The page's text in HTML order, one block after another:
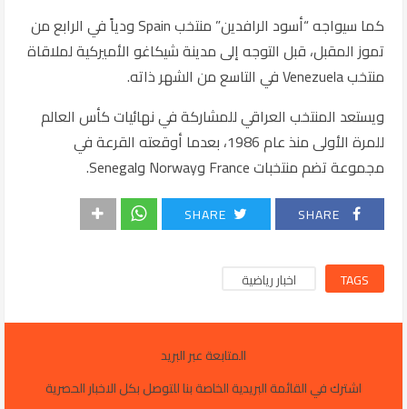
كما سيواجه “أسود الرافدين” منتخبSpainودياً في الرابع من
تموز المقبل، قبل التوجه إلى مدينة شيكاغو الأميركية لملاقاة
منتخبVenezuelaفي التاسع من الشهر ذاته.
ويستعد المنتخب العراقي للمشاركة في نهائيات كأس العالم
للمرة الأولى منذ عام 1986، بعدما أوقعته القرعة في
مجموعة تضم منتخباتFrance وNorway وSenegal
.
SHARE
SHARE
TAGS اخبار رياضية
المتابعة عبر البريد
اشترك في القائمة البريدية الخاصة بنا للتوصل بكل الاخبار الحصرية